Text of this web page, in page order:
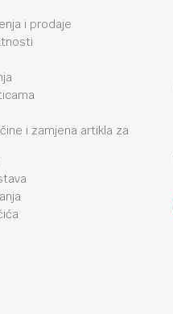
i prodaje
i zamjena artikla za